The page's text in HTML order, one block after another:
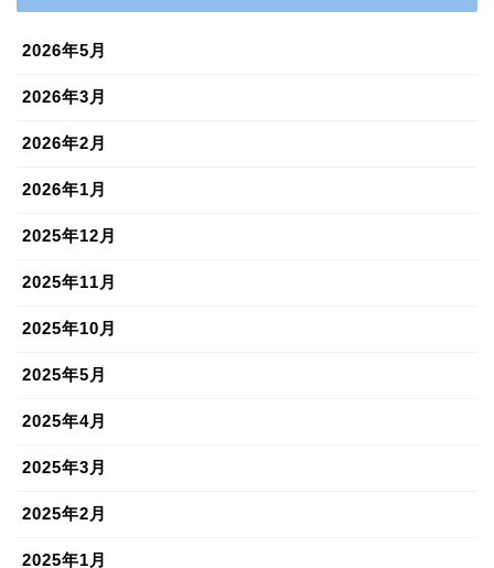
2026年5月
2026年3月
2026年2月
2026年1月
2025年12月
2025年11月
2025年10月
2025年5月
2025年4月
2025年3月
2025年2月
2025年1月